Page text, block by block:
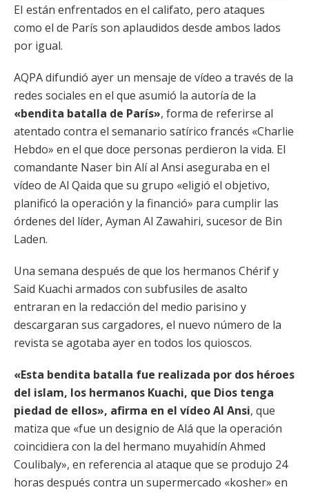
EI están enfrentados en el califato, pero ataques
como el de París son aplaudidos desde ambos lados
por igual.
AQPA difundió ayer un mensaje de vídeo a través de la
redes sociales en el que asumió la autoría de la
«bendita batalla de París», forma de referirse al
atentado contra el semanario satírico francés «Charlie
Hebdo» en el que doce personas perdieron la vida. El
comandante Naser bin Alí al Ansi aseguraba en el
vídeo de Al Qaida que su grupo «eligió el objetivo,
planificó la operación y la financió» para cumplir las
órdenes del líder, Ayman Al Zawahiri, sucesor de Bin
Laden.
Una semana después de que los hermanos Chérif y
Said Kuachi armados con subfusiles de asalto
entraran en la redacción del medio parisino y
descargaran sus cargadores, el nuevo número de la
revista se agotaba ayer en todos los quioscos.
«Esta bendita batalla fue realizada por dos héroes
del islam, los hermanos Kuachi, que Dios tenga
piedad de ellos», afirma en el vídeo Al Ansi, que
matiza que «fue un designio de Alá que la operación
coincidiera con la del hermano muyahidín Ahmed
Coulibaly», en referencia al ataque que se produjo 24
horas después contra un supermercado «kosher» en